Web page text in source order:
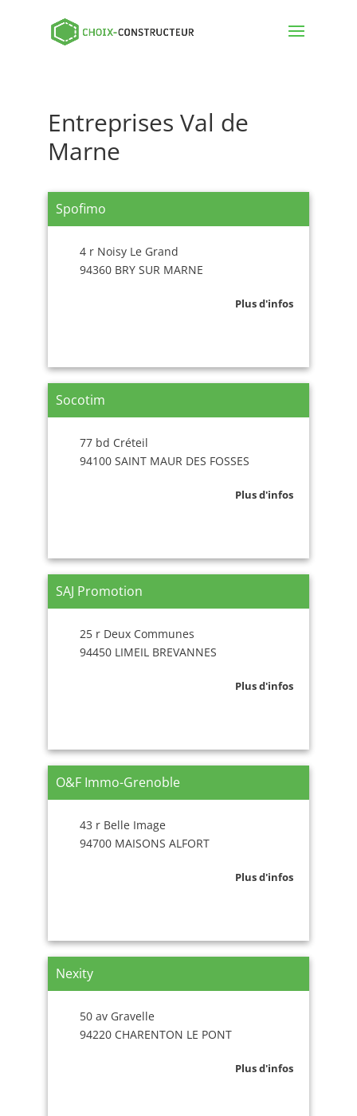
Entreprises Val de
Marne
Spofimo
4 r Noisy Le Grand
94360 BRY SUR MARNE
Plus d'infos
Socotim
77 bd Créteil
94100 SAINT MAUR DES FOSSES
Plus d'infos
SAJ Promotion
25 r Deux Communes
94450 LIMEIL BREVANNES
Plus d'infos
O&F Immo-Grenoble
43 r Belle Image
94700 MAISONS ALFORT
Plus d'infos
Nexity
50 av Gravelle
94220 CHARENTON LE PONT
Plus d'infos